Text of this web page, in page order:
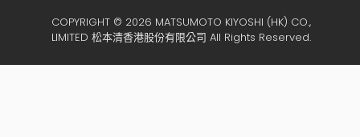
COPYRIGHT © 2026 MATSUMOTO KIYOSHI (HK) CO.,
LIMITED 松本清香港股份有限公司 All Rights Reserved.